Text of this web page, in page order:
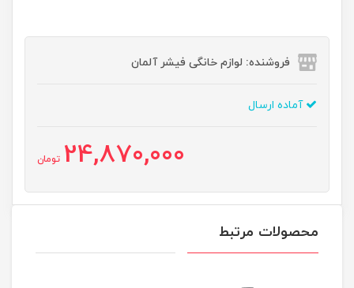
فروشنده: لوازم خانگی فیشر آلمان
آماده ارسال
24,870,000 تومان
محصولات مرتبط